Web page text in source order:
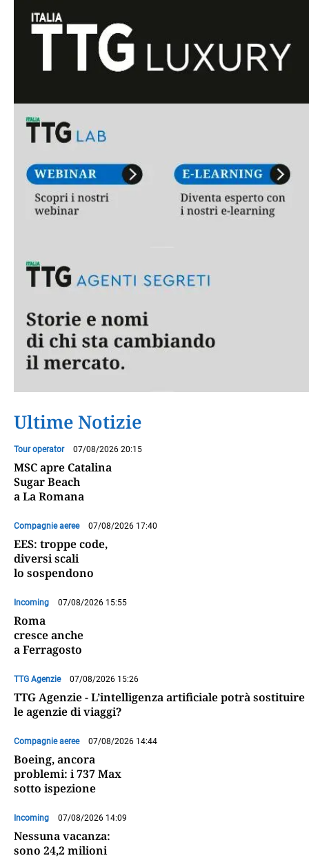
Ultime Notizie
Tour operator 07/08/2026 20:15
MSC apre Catalina
Sugar Beach
a La Romana
Compagnie aeree 07/08/2026 17:40
EES: troppe code,
diversi scali
lo sospendono
Incoming 07/08/2026 15:55
Roma
cresce anche
a Ferragosto
TTG Agenzie 07/08/2026 15:26
TTG Agenzie - L’intelligenza artificiale potrà sostituire
le agenzie di viaggi?
Compagnie aeree 07/08/2026 14:44
Boeing, ancora
problemi: i 737 Max
sotto ispezione
Incoming 07/08/2026 14:09
Nessuna vacanza:
sono 24,2 milioni